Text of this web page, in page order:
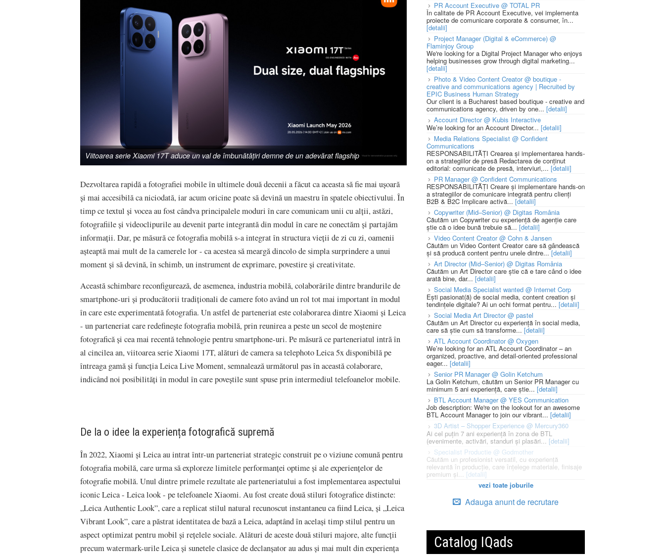
Viitoarea serie Xiaomi 17T aduce un val de îmbunătățiri demne de un adevărat flagship
Dezvoltarea rapidă a fotografiei mobile în ultimele două decenii a făcut ca aceasta să fie mai ușoară
și mai accesibilă ca niciodată, iar acum oricine poate să devină un maestru în spatele obiectivului. În
timp ce textul și vocea au fost cândva principalele moduri în care comunicam unii cu alții, astăzi,
fotografiile și videoclipurile au devenit parte integrantă din modul în care ne conectăm și partajăm
informații. Dar, pe măsură ce fotografia mobilă s-a integrat în structura vieții de zi cu zi, oamenii
așteaptă mai mult de la camerele lor - ca acestea să meargă dincolo de simpla surprindere a unui
moment și să devină, în schimb, un instrument de exprimare, povestire și creativitate.
Această schimbare reconfigurează, de asemenea, industria mobilă, colaborările dintre brandurile de
smartphone-uri și producătorii tradiționali de camere foto având un rol tot mai important în modul
în care este experimentată fotografia. Un astfel de parteneriat este colaborarea dintre Xiaomi și Leica
- un parteneriat care redefinește fotografia mobilă, prin reunirea a peste un secol de moștenire
fotografică și cea mai recentă tehnologie pentru smartphone-uri. Pe măsură ce parteneriatul intră în
al cincilea an, viitoarea serie Xiaomi 17T, alături de camera sa telephoto Leica 5x disponibilă pe
întreaga gamă și funcția Leica Live Moment, semnalează următorul pas în această colaborare,
indicând noi posibilități în modul în care poveștile sunt spuse prin intermediul telefoanelor mobile.
De la o idee la experiența fotografică supremă
În 2022, Xiaomi și Leica au intrat într-un parteneriat strategic construit pe o viziune comună pentru
fotografia mobilă, care urma să exploreze limitele performanței optime și ale experiențelor de
fotografie mobilă. Unul dintre primele rezultate ale parteneriatului a fost implementarea aspectului
iconic Leica - Leica look - pe telefoanele Xiaomi. Au fost create două stiluri fotografice distincte:
„Leica Authentic Look”, care a replicat stilul natural recunoscut instantaneu ca fiind Leica, și „Leica
Vibrant Look”, care a păstrat identitatea de bază a Leica, adaptând în același timp stilul pentru un
aspect optimizat pentru mobil și rețelele sociale. Alături de aceste două stiluri majore, alte funcții
precum watermark-urile Leica și sunetele clasice de declanșator au adus și mai mult din experiența
PR Account Executive @ TOTAL PR
În calitate de PR Account Executive, vei implementa
proiecte de comunicare corporate & consumer, în...
[detalii]
Project Manager (Digital & eCommerce) @
Flaminjoy Group
We're looking for a Digital Project Manager who enjoys
helping businesses grow through digital marketing...
[detalii]
Photo & Video Content Creator @ boutique -
creative and communications agency | Recruited by
EPIC Business Human Strategy
Our client is a Bucharest based boutique - creative and
communications agency, driven by one... [detalii]
Account Director @ Kubis Interactive
We’re looking for an Account Director... [detalii]
Media Relations Specialist @ Confident
Communications
RESPONSABILITĂȚI Crearea și implementarea hands-
on a strategiilor de presă Redactarea de conținut
editorial: comunicate de presă, interviuri,... [detalii]
PR Manager @ Confident Communications
RESPONSABILITĂȚI Creare și implementare hands-on
a strategiilor de comunicare integrată pentru clienți
B2B & B2C Implicare activă... [detalii]
Copywriter (Mid–Senior) @ Digitas România
Căutăm un Copywriter cu experiență de agenție care
știe că o idee bună trebuie să... [detalii]
Video Content Creator @ Cohn & Jansen
Căutăm un Video Content Creator care să gândească
și să producă content pentru unele dintre...[detalii]
Art Director (Mid–Senior) @ Digitas România
Căutăm un Art Director care știe că e tare când o idee
arată bine, dar... [detalii]
Social Media Specialist wanted @ Internet Corp
Ești pasionat(ă) de social media, content creation și
tendințele digitale? Ai un ochi format pentru... [detalii]
Social Media Art Director @ pastel
Căutăm un Art Director cu experiență în social media,
care să știe cum să transforme... [detalii]
ATL Account Coordinator @ Oxygen
We’re looking for an ATL Account Coordinator – an
organized, proactive, and detail-oriented professional
eager... [detalii]
Senior PR Manager @ Golin Ketchum
La Golin Ketchum, căutăm un Senior PR Manager cu
minimum 5 ani experiență, care știe... [detalii]
BTL Account Manager @ YES Communication
Job description: We're on the lookout for an awesome
BTL Account Manager to join our vibrant... [detalii]
3D Artist – Shopper Experience @ Mercury360
Ai cel puțin 7 ani experiență în zona de BTL
(evenimente, activări, standuri și plasări... [detalii]
Specialist Productie @ Godmother
Căutăm un profesionist versatil, cu experiență
relevantă în producție, care înțelege materiale, finisaje
premium și... [detalii]
vezi toate joburile
Adauga anunt de recrutare
Catalog IQads